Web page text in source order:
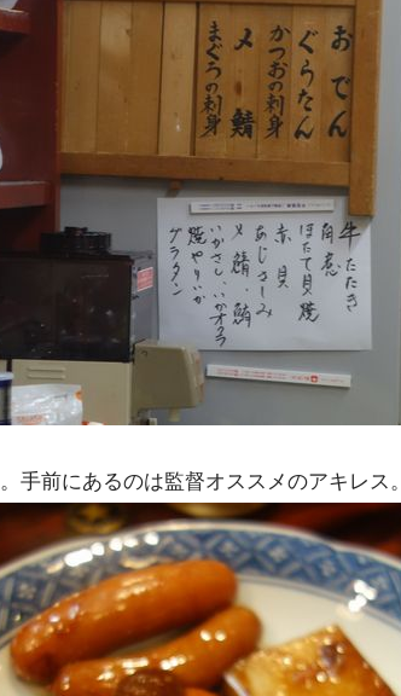
。手前にあるのは監督オススメのアキレス。